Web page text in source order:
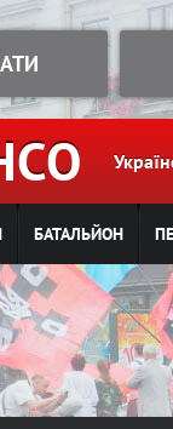
БАТАЛЬЙОН